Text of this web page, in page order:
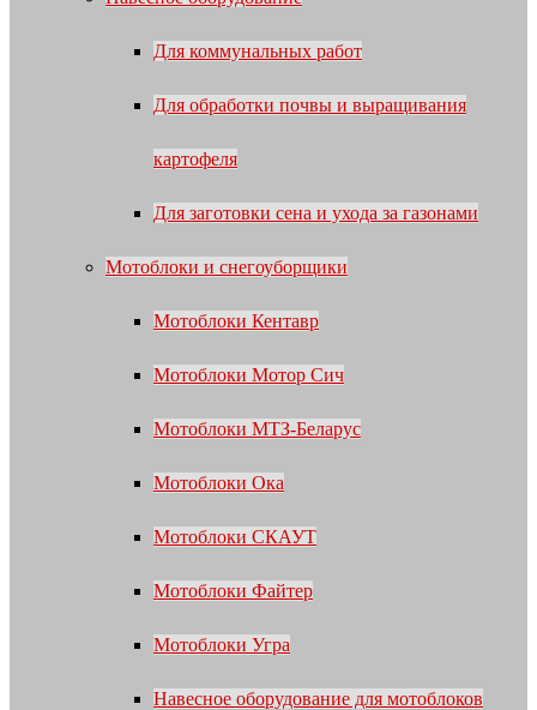
Для коммунальных работ
Для обработки почвы и выращивания
картофеля
Для заготовки сена и ухода за газонами
Мотоблоки и снегоуборщики
Мотоблоки Кентавр
Мотоблоки Мотор Сич
Мотоблоки МТЗ-Беларус
Мотоблоки Ока
Мотоблоки СКАУТ
Мотоблоки Файтер
Мотоблоки Угра
Навесное оборудование для мотоблоков